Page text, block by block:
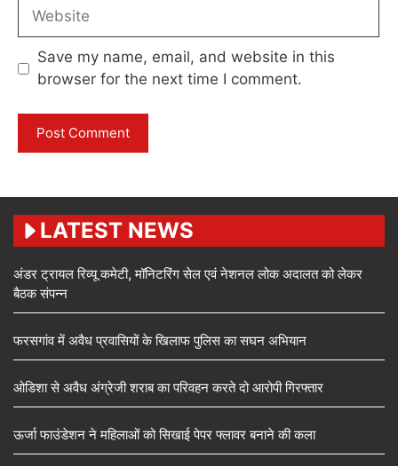
Website
Save my name, email, and website in this
browser for the next time I comment.
LATEST NEWS
अंडर ट्रायल रिव्यू कमेटी, मॉनिटरिंग सेल एवं नेशनल लोक अदालत को लेकर
बैठक संपन्न
फरसगांव में अवैध प्रवासियों के खिलाफ पुलिस का सघन अभियान
ओडिशा से अवैध अंग्रेजी शराब का परिवहन करते दो आरोपी गिरफ्तार
ऊर्जा फाउंडेशन ने महिलाओं को सिखाई पेपर फ्लावर बनाने की कला